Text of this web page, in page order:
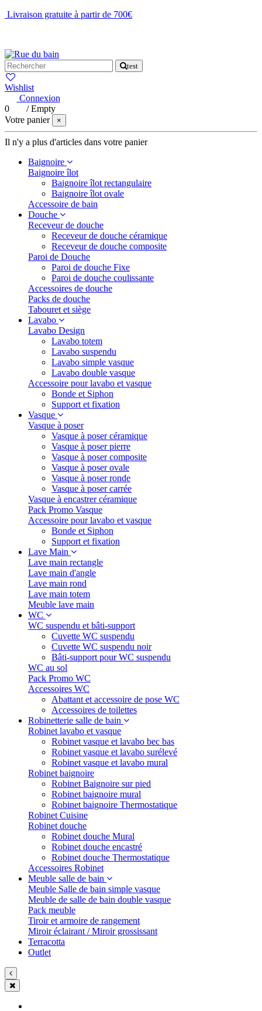
Livraison gratuite à partir de 700€
test
Wishlist
Connexion
0
/Empty
Votre panier
×
Il n'y a plus d'articles dans votre panier
Baignoire
Baignoire îlot
Baignoire îlot rectangulaire
Baignoire îlot ovale
Accessoire de bain
Douche
Receveur de douche
Receveur de douche céramique
Receveur de douche composite
Paroi de Douche
Paroi de douche Fixe
Paroi de douche coulissante
Accessoires de douche
Packs de douche
Tabouret et siège
Lavabo
Lavabo Design
Lavabo totem
Lavabo suspendu
Lavabo simple vasque
Lavabo double vasque
Accessoire pour lavabo et vasque
Bonde et Siphon
Support et fixation
Vasque
Vasque à poser
Vasque à poser céramique
Vasque à poser pierre
Vasque à poser composite
Vasque à poser ovale
Vasque à poser ronde
Vasque à poser carrée
Vasque à encastrer céramique
Pack Promo Vasque
Accessoire pour lavabo et vasque
Bonde et Siphon
Support et fixation
Lave Main
Lave main rectangle
Lave main d'angle
Lave main rond
Lave main totem
Meuble lave main
WC
WC suspendu et bâti-support
Cuvette WC suspendu
Cuvette WC suspendu noir
Bâti-support pour WC suspendu
WC au sol
Pack Promo WC
Accessoires WC
Abattant et accessoire de pose WC
Accessoires de toilettes
Robinetterie salle de bain
Robinet lavabo et vasque
Robinet vasque et lavabo bec bas
Robinet vasque et lavabo surélevé
Robinet vasque et lavabo mural
Robinet baignoire
Robinet Baignoire sur pied
Robinet baignoire mural
Robinet baignoire Thermostatique
Robinet Cuisine
Robinet douche
Robinet douche Mural
Robinet douche encastré
Robinet douche Thermostatique
Accessoires Robinet
Meuble salle de bain
Meuble Salle de bain simple vasque
Meuble de salle de bain double vasque
Pack meuble
Tiroir et armoire de rangement
Miroir éclairant / Miroir grossissant
Terracotta
Outlet